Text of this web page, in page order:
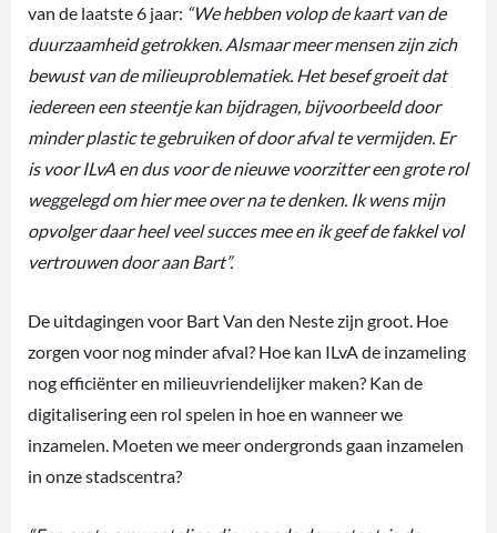
van de laatste 6 jaar: “We hebben volop de kaart van de
duurzaamheid getrokken. Alsmaar meer mensen zijn zich
bewust van de milieuproblematiek. Het besef groeit dat
iedereen een steentje kan bijdragen, bijvoorbeeld door
minder plastic te gebruiken of door afval te vermijden. Er
is voor ILvA en dus voor de nieuwe voorzitter een grote rol
weggelegd om hier mee over na te denken. Ik wens mijn
opvolger daar heel veel succes mee en ik geef de fakkel vol
vertrouwen door aan Bart”.
De uitdagingen voor Bart Van den Neste zijn groot. Hoe
zorgen voor nog minder afval? Hoe kan ILvA de inzameling
nog efficiënter en milieuvriendelijker maken? Kan de
digitalisering een rol spelen in hoe en wanneer we
inzamelen. Moeten we meer ondergronds gaan inzamelen
in onze stadscentra?